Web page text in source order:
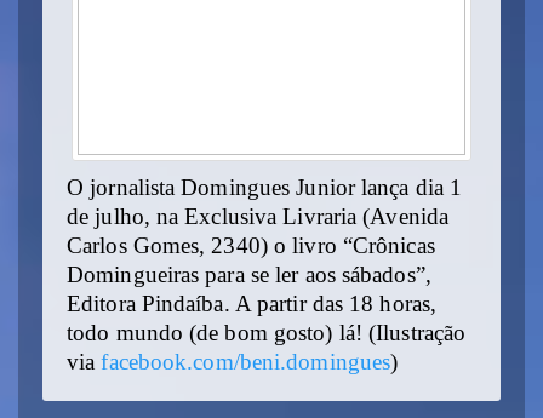
O jornalista Domingues Junior lança dia 1
de julho, na Exclusiva Livraria (Avenida
Carlos Gomes, 2340) o livro “Crônicas
Domingueiras para se ler aos sábados”,
Editora Pindaíba. A partir das 18 horas,
todo mundo (de bom gosto) lá! (Ilustração
viafacebook.com/beni.domingues)